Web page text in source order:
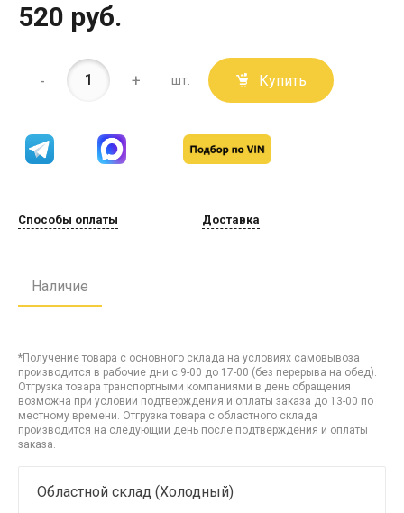
520 руб.
- + шт. Купить
Способы оплаты Доставка
Наличие
*Получение товара с основного склада на условиях самовывоза
производится в рабочие дни с 9-00 до 17-00 (без перерыва на обед).
Отгрузка товара транспортными компаниями в день обращения
возможна при условии подтверждения и оплаты заказа до 13-00 по
местному времени. Отгрузка товара с областного склада
производится на следующий день после подтверждения и оплаты
заказа.
Областной склад (Холодный)